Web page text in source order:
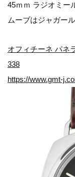
45ｍｍ ラジオミー
ムーブはジャガー
オフィチーネ パネ
338
https://www.gmt-